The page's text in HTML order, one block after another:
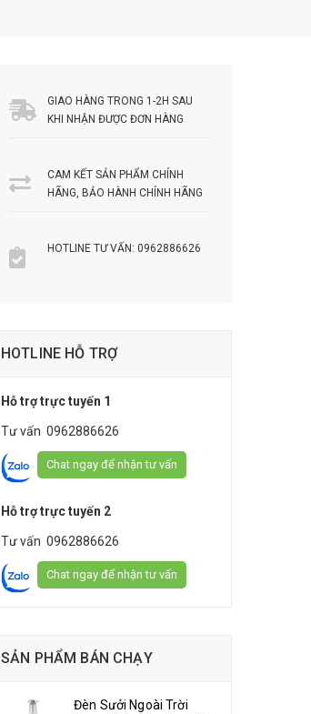
GIAO HÀNG TRONG 1-2H SAU
KHI NHẬN ĐƯỢC ĐƠN HÀNG
CAM KẾT SẢN PHẨM CHÍNH
HÃNG, BẢO HÀNH CHÍNH HÃNG
HOTLINE TƯ VẤN: 0962886626
HOTLINE HỖ TRỢ
Hỗ trợ trực tuyến 1
Tư vấn 0962886626
Chat ngay để nhận tư vấn
Hỗ trợ trực tuyến 2
Tư vấn 0962886626
Chat ngay để nhận tư vấn
SẢN PHẨM BÁN CHẠY
Đèn Sưởi Ngoài Trời